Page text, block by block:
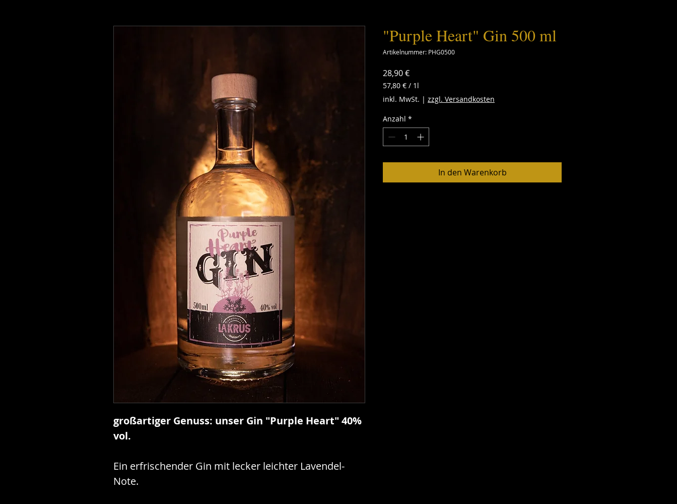
großartiger Genuss: unser Gin "Purple Heart" 40%
vol.
Ein erfrischender Gin mit lecker leichter Lavendel-
Note.
"Purple Heart" Gin 500 ml
Artikelnummer: PHG0500
28,90 €Preis
57,80 € / 1l
57,80 €
pro
1
Liter
inkl. MwSt. | zzgl. Versandkosten
Anzahl *
In den Warenkorb